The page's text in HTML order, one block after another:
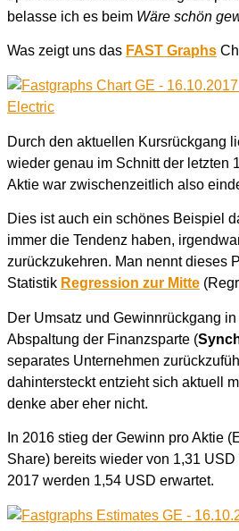
belasse ich es beim Wäre schön
Was zeigt uns das FAST Graphs
Durch den aktuellen Kursrückgang
wieder genau im Schnitt der letzten
Aktie war zwischenzeitlich also
Dies ist auch ein schönes Beispiel
immer die Tendenz haben,
zurückzukehren. Man nennt dieses
Statistik Regression zur Mitte
Der Umsatz und Gewinnrückgang
Abspaltung der Finanzsparte (
separates Unternehmen
dahintersteckt entzieht sich aktuell
denke aber eher nicht.
In 2016 stieg der Gewinn pro Aktie
Share) bereits wieder von 1,31
2017 werden 1,54 USD erwartet.